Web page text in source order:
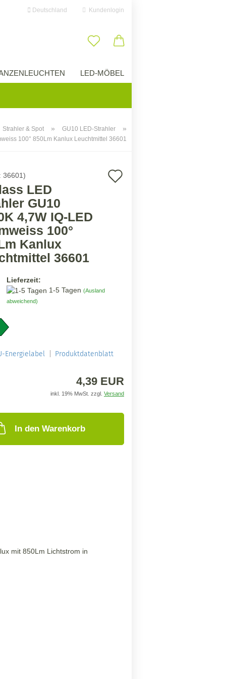
Deutschland Kundenlogin
LED-MÖBEL
Strahler & Spot » GU10 LED-Strahler »
100° 850Lm Kanlux Leuchtmittel 36601
36601)
LED
GU10
4,7W IQ-LED
100°
Kanlux
36601
Lieferzeit:
1-5 Tagen (Ausland
abweichend)
Energielabel Produktdatenblatt
4,39 EUR
inkl. 19% MwSt. zzgl. Versand
In den Warenkorb
mit 850Lm Lichtstrom in